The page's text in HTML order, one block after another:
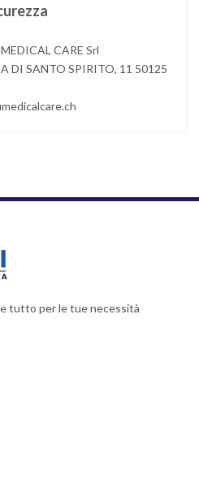
CARE Srl
DI SANTO SPIRITO, 11 50125
tutto per le tue necessità